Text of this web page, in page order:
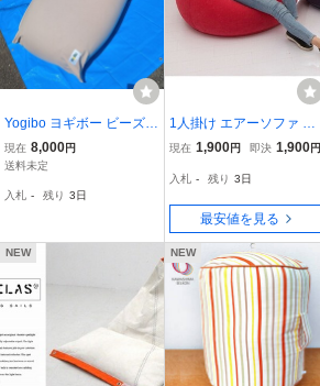
Yogibo ヨギボー ビーズク
ッション Yogibo MAX 現
状品 ビーズソファ イン
現在 8,000円
送料未定
入札 - 残り 3日
1人掛け エアーソファ レ
ッド
現在 1,900円 即決 1,900円
入札 - 残り 3日
最安値を見る
NEW NEW